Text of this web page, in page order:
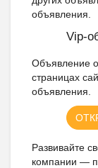
объявления.
Vip-
Объявление
страницах
объявления.
Развивайте
компании —